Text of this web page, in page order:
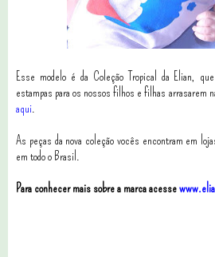
Esse modelo é da Coleção Tropical da Elian,
estampas para os nossos filhos e filhas arrasarem
aqui
As peças da nova coleção vocês encontram em
em todo o Brasil.
Para conhecer mais sobre a marca acesse